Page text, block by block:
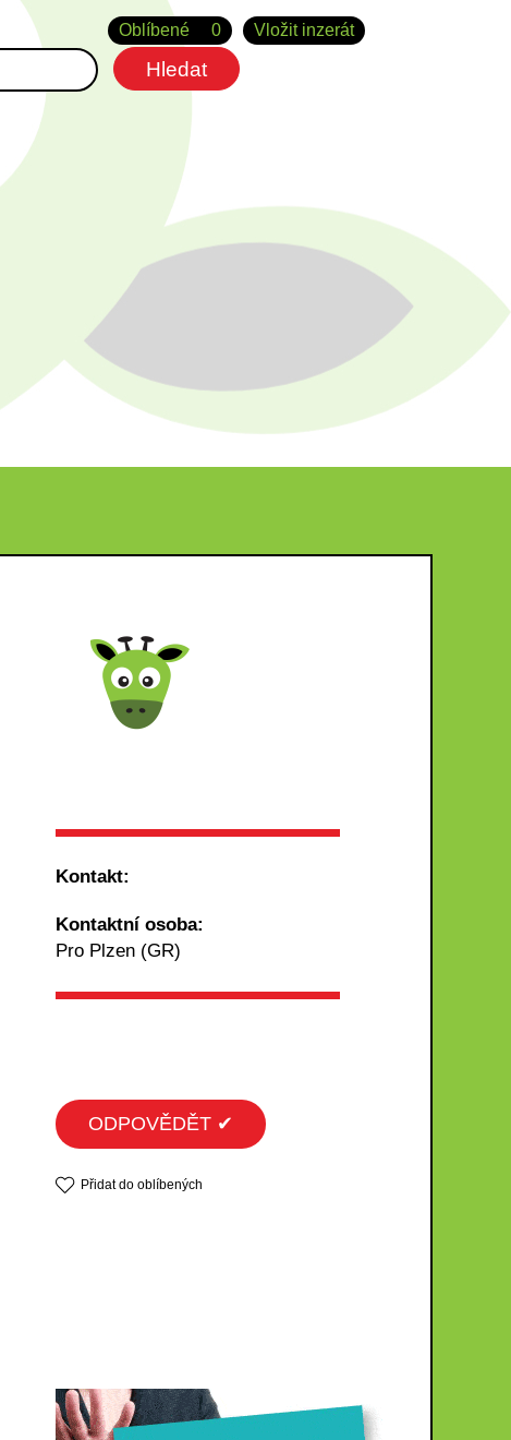
Vložit inzerát
Oblíbené 0
Kontakt:
Kontaktní osoba:
Pro Plzen (GR)
ODPOVĚDĚT ✔
Přidat do oblíbených